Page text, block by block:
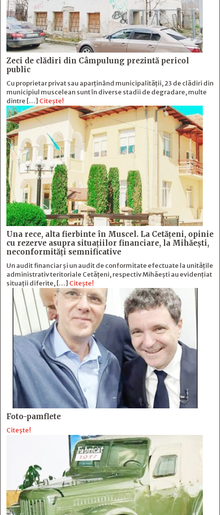
Zeci de clădiri din Câmpulung prezintă pericol
public
Cu proprietar privat sau aparținând municipalității, 23 de clădiri din
municipiul muscelean sunt în diverse stadii de degradare, multe
dintre […] Citește!
Una rece, alta fierbinte în Muscel. La Cetăţeni, opinie
cu rezerve asupra situaţiilor financiare, la Mihăeşti,
neconformităţi semnificative
Un audit financiar și un audit de conformitate efectuate la unitățile
administrativ teritoriale Cetățeni, respectiv Mihăești au evidențiat
situații diferite, […] Citește!
Foto-pamflete
Citește!